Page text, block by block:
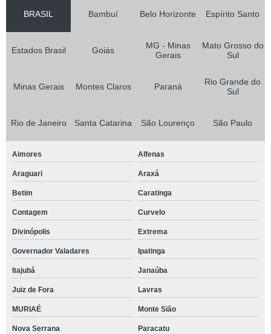
BRASIL Bambuí Belo Horizonte Espírito Santo
Estados Brasil Goiás
MG - Minas
Gerais
Mato Grosso do
Sul
Minas Gerais Montes Claros Paraná
Rio Grande do
Sul
Rio de Janeiro Santa Catarina São Lourenço São Paulo
Aimores Alfenas
Araguari Araxá
Betim Caratinga
Contagem Curvelo
Divinópolis Extrema
Governador Valadares Ipatinga
Itajubá Janaúba
Juiz de Fora Lavras
MURIAÉ Monte Sião
Nova Serrana Paracatu